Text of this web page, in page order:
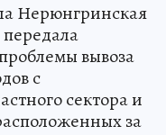
Нерюнгринская
вывоза
с
сектора и
за